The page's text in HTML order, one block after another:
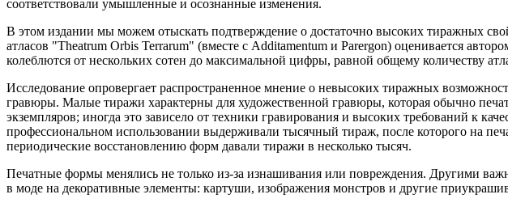
соответствовали умышленные и осознанные изменения.
В этом издании мы можем отыскать подтверждение о достаточно высоких тиражных
атласов "Theatrum Orbis Terrarum" (вместе с Additamentum и Parergon) оценивается
колеблются от нескольких сотен до максимальной цифры, равной общему количеству
Исследование опровергает распространенное мнение о невысоких тиражных
гравюры. Малые тиражи характерны для художественной гравюры, которая обычно
экземпляров; иногда это зависело от техники гравирования и высоких требований к
профессиональном использовании выдерживали тысячный тираж, после которого на
периодические восстановлению форм давали тиражи в несколько тысяч.
Печатные формы менялись не только из-за изнашивания или повреждения. Другими
в моде на декоративные элементы: картуши, изображения монстров и другие